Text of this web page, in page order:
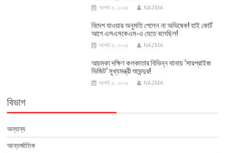
আগস্ট ৫, ২০২৬ NAZMA
বিদেশ যাওয়ার অনুমতি পেলেন না অভিষেক! হাই কোর্ট
আগে এসএসকেএম-এ যেতে বলেছিল!
আগস্ট ৫, ২০২৬ NAZMA
আচমকা দক্ষিণ কলকাতার বিভিন্ন থানায় ‘সারপ্রাইজ
ভিজিট’ মুখ্যমন্ত্রী শুভেন্দুর!
আগস্ট ৫, ২০২৬ NAZMA
বিভাগ
অন্যান্য
আন্তর্জাতিক